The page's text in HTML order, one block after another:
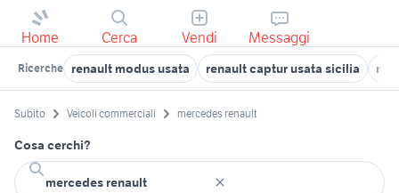
Home Cerca Vendi Messaggi
Ricerche renault modus usata renault captur usata sicilia
Subito Veicoli commerciali mercedes renault
Cosa cerchi?